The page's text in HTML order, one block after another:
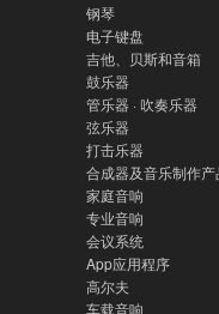
钢琴
电子键盘
吉他、贝斯和音箱
鼓乐器
管乐器 · 吹奏乐器
弦乐器
打击乐器
合成器及音乐制作产
家庭音响
专业音响
会议系统
App应用程序
高尔夫
车载音响